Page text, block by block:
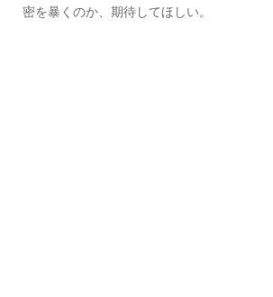
密を暴くのか、期待してほしい。